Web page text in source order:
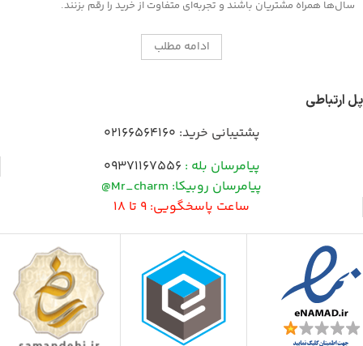
سال‌ها همراه مشتریان باشند و تجربه‌ای متفاوت از خرید را رقم بزنند.
ادامه مطلب
پل ارتباطی
پشتیبانی خرید: 02166564160
پیامرسان بله : 09371167556
پیامرسان روبیکا: Mr_charm@
ساعت پاسخگویی: 9 تا 18